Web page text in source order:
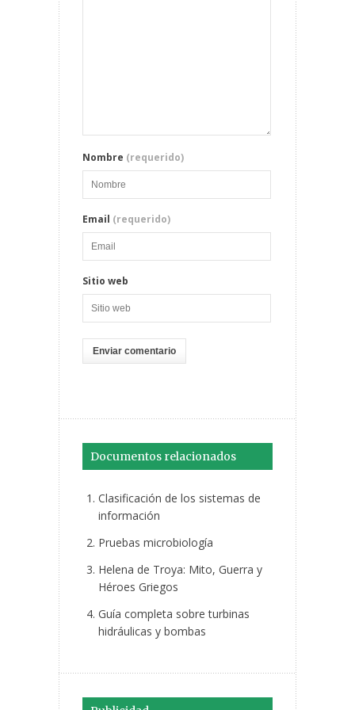
Nombre (requerido)
Email (requerido)
Sitio web
Documentos relacionados
Clasificación de los sistemas de
información
Pruebas microbiología
Helena de Troya: Mito, Guerra y
Héroes Griegos
Guía completa sobre turbinas
hidráulicas y bombas